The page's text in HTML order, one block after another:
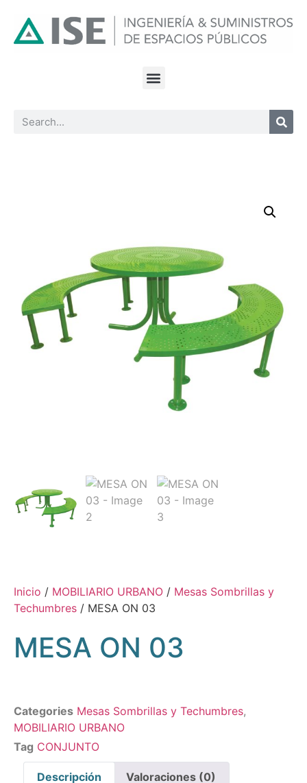
Inicio / MOBILIARIO URBANO / Mesas Sombrillas y
Techumbres / MESA ON 03
MESA ON 03
Categories Mesas Sombrillas y Techumbres,
MOBILIARIO URBANO
Tag CONJUNTO
Descripción Valoraciones (0)